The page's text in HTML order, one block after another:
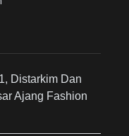
Distarkim Dan
Ajang Fashion